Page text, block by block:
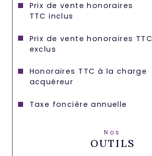
Prix de vente honoraires
TTC inclus
Prix de vente honoraires TTC
exclus
Honoraires TTC à la charge
acquéreur
Taxe foncière annuelle
Nos
OUTILS